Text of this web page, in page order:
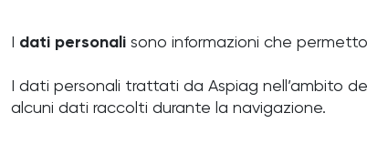
dati personali sono informazioni che
I dati personali trattati da Aspiag nell’ambito
alcuni dati raccolti durante la navigazione.